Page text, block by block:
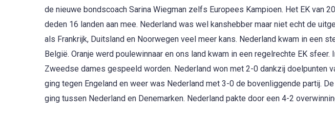
de nieuwe bondscoach Sarina Wiegman zelfs Europees Kampioen. Het EK van
deden 16 landen aan mee. Nederland was wel kanshebber maar niet echt de
als Frankrijk, Duitsland en Noorwegen veel meer kans. Nederland kwam in een
België. Oranje werd poulewinnaar en ons land kwam in een regelrechte EK
Zweedse dames gespeeld worden. Nederland won met 2-0 dankzij doelpunten
ging tegen Engeland en weer was Nederland met 3-0 de bovenliggende partij.
ging tussen Nederland en Denemarken. Nederland pakte door een 4-2